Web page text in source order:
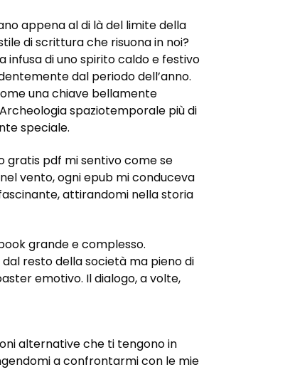
appena al di là del limite della
di scrittura che risuona in noi?
di uno spirito caldo e festivo
dal periodo dell’anno.
una chiave bellamente
spaziotemporale più di
speciale.
gratis pdf mi sentivo come se
vento, ogni epub mi conduceva
attirandomi nella storia
grande e complesso.
resto della società ma pieno di
emotivo. Il dialogo, a volte,
alternative che ti tengono in
a confrontarmi con le mie